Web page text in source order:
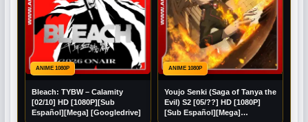
ANIME 1080P
Bleach: TYBW – Calamity
[02/10] HD [1080P][Sub
Español][Mega] [Googledrive]
ANIME 1080P
Youjo Senki (Saga of Tanya the
Evil) S2 [05/??] HD [1080P]
[Sub Español][Mega]